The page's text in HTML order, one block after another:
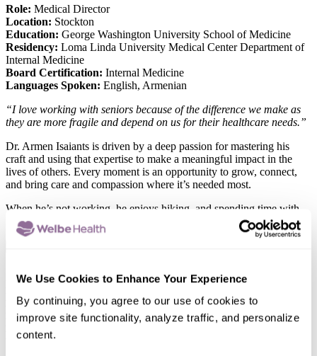
We Use Cookies to Enhance Your Experience
By continuing, you agree to our use of cookies to
improve site functionality, analyze traffic, and personalize
content.
Role: Medical Director
Location: Stockton
Education: George Washington University School of Medicine
Residency: Loma Linda University Medical Center Department of
Internal Medicine
Board Certification: Internal Medicine
Languages Spoken: English, Armenian
“I love working with seniors because of the difference we make as
they are more fragile and depend on us for their healthcare needs.”
Dr. Armen Isaiants is driven by a deep passion for mastering his
craft and using that expertise to make a meaningful impact in the
lives of others. Every moment is an opportunity to grow, connect,
and bring care and compassion where it’s needed most.
When he’s not working, he enjoys hiking, and spending time with
family and friends.
Role:Nurse Practitioner
Location:Long Beach
Education:
UCLA
Board Certification:ANCC
Languages Spoken: